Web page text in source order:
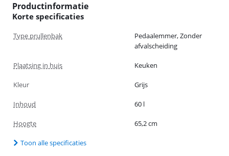
Productinformatie
Korte specificaties
Type prullenbak
Pedaalemmer, Zonder
afvalscheiding
Plaatsing in huis Keuken
Kleur Grijs
Inhoud 60 l
Hoogte 65,2 cm
Toon alle specificaties